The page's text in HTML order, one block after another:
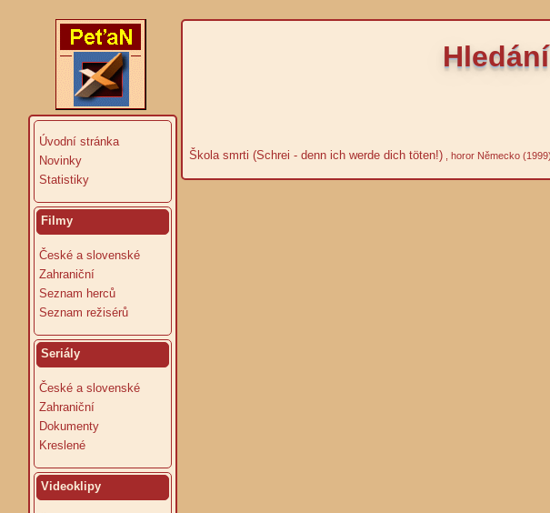
Úvodní stránka
Novinky
Statistiky
Filmy
České a slovenské
Zahraniční
Seznam herců
Seznam režisérů
Seriály
České a slovenské
Zahraniční
Dokumenty
Kreslené
Videoklipy
Škola smrti (Schrei - denn ich werde dich töten!) , horor Německo (1999)